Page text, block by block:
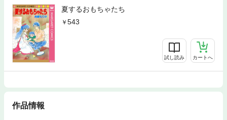
夏するおもちゃたち
543
試し読み カートへ
作品情報